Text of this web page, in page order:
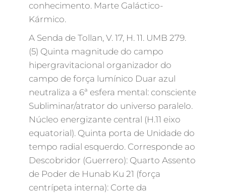
conhecimento. Marte Galáctico-
Kármico.
A Senda de Tollan, V. 17, H. 11. UMB 279.
(5) Quinta magnitude do campo
hipergravitacional organizador do
campo de força lumínico Duar azul
neutraliza a 6ª esfera mental: consciente
Subliminar/atrator do universo paralelo.
Núcleo energizante central (H.11 eixo
equatorial). Quinta porta de Unidade do
tempo radial esquerdo. Corresponde ao
Descobridor (Guerrero): Quarto Assento
de Poder de Hunab Ku 21 (força
centrípeta interna): Corte da